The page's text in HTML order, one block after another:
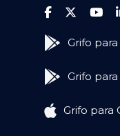
Grifo
Grifo
Grifo para